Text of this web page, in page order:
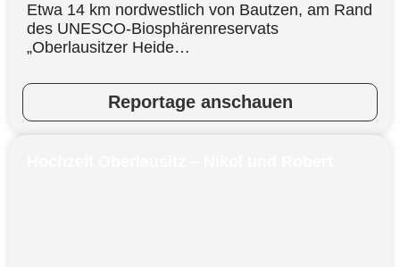
Etwa 14 km nordwestlich von Bautzen, am Rand
des UNESCO-Biosphärenreservats
„Oberlausitzer Heide…
Reportage anschauen